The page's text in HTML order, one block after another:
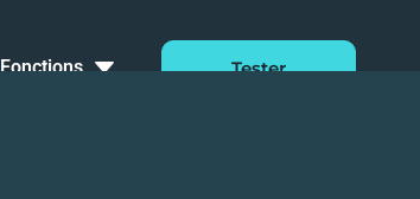
Fonctions Tester